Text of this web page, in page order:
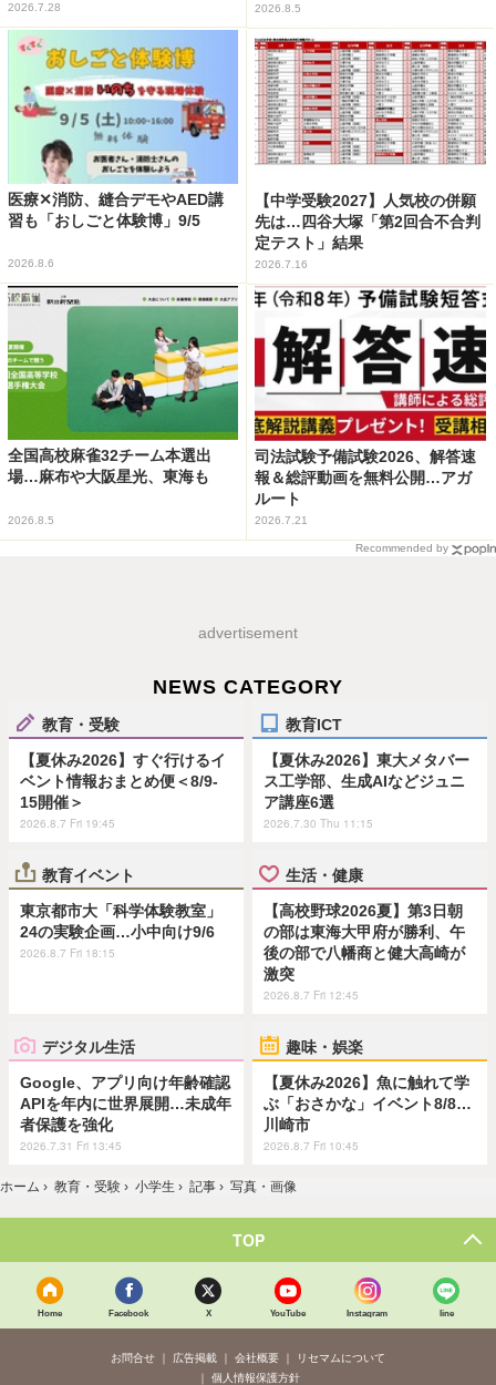
2026.7.28 2026.8.5
医療✕消防、縫合デモやAED講
習も「おしごと体験博」9/5
2026.8.6
【中学受験2027】人気校の併願
先は…四谷大塚「第2回合不合判
定テスト」結果
2026.7.16
全国高校麻雀32チーム本選出
場…麻布や大阪星光、東海も
2026.8.5
司法試験予備試験2026、解答速
報＆総評動画を無料公開…アガ
ルート
2026.7.21
Recommended by
advertisement
NEWS CATEGORY
教育・受験
【夏休み2026】すぐ行けるイ
ベント情報おまとめ便＜8/9-
15開催＞
2026.8.7 Fri 19:45
教育ICT
【夏休み2026】東大メタバー
ス工学部、生成AIなどジュニ
ア講座6選
2026.7.30 Thu 11:15
教育イベント
東京都市大「科学体験教室」
24の実験企画…小中向け9/6
2026.8.7 Fri 18:15
生活・健康
【高校野球2026夏】第3日朝
の部は東海大甲府が勝利、午
後の部で八幡商と健大高崎が
激突
2026.8.7 Fri 12:45
デジタル生活
Google、アプリ向け年齢確認
APIを年内に世界展開…未成年
者保護を強化
2026.7.31 Fri 13:45
趣味・娯楽
【夏休み2026】魚に触れて学
ぶ「おさかな」イベント8/8…
川崎市
2026.8.7 Fri 10:45
ホーム › 教育・受験 › 小学生 › 記事 › 写真・画像
TOP
Home Facebook X YouTube Instagram line
お問合せ 広告掲載 会社概要
リセマムについて
個人情報保護方針